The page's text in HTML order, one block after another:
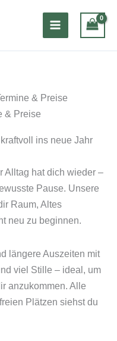
& Preise
& Preise
ins neue Jahr
Alltag hat dich wieder –
Pause. Unsere
Raum, Altes
neu zu beginnen.
längere Auszeiten mit
viel Stille – ideal, um
anzukommen. Alle
Plätzen siehst du